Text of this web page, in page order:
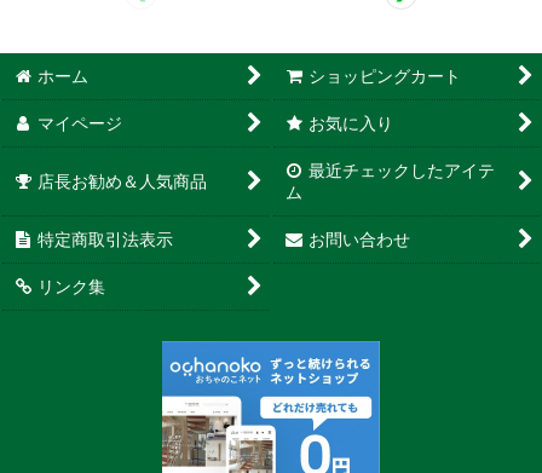
ホーム ショッピングカート
マイページ お気に入り
店長お勧め＆人気商品
最近チェックしたアイテ
ム
特定商取引法表示 お問い合わせ
リンク集